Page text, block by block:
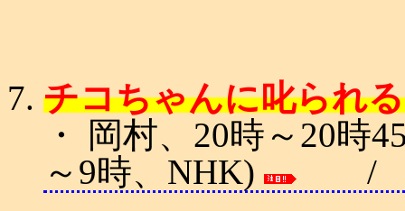
チコちゃんに叱られ
・ 岡村、20時～20時
～9時、NHK)